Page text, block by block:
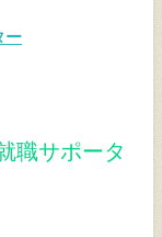
ー
サポータ